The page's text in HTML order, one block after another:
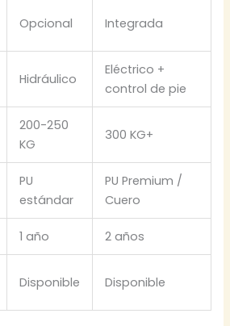
Opcional Integrada
Hidráulico
Eléctrico +
control de pie
200-250
KG
300 KG+
PU
estándar
PU Premium /
Cuero
1 año 2 años
Disponible Disponible